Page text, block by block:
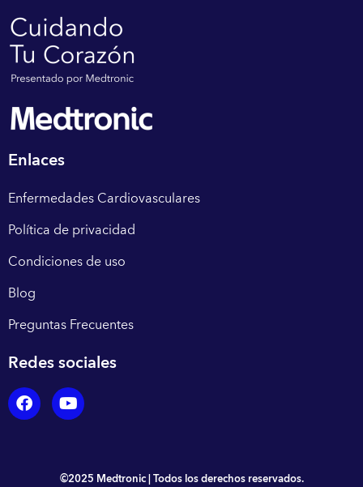
Enlaces
Enfermedades Cardiovasculares
Política de privacidad
Condiciones de uso
Blog
Preguntas Frecuentes
Redes sociales
©2025 Medtronic | Todos los derechos reservados.